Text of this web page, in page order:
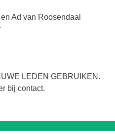
Ad van Roosendaal
LEDEN GEBRUIKEN.
bij contact.